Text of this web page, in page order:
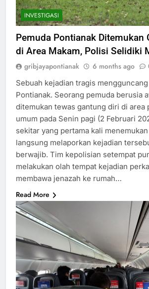
INVESTIGASI
Pemuda Pontianak Ditemukan
di Area Makam, Polisi Selidiki
gribjayapontianak 6 months ago
Sebuah kejadian tragis
Pontianak. Seorang pemuda berusia
ditemukan tewas gantung diri di area
umum pada Senin pagi (2 Februari
sekitar yang pertama kali
langsung melaporkan kejadian
berwajib. Tim kepolisian setempat
melakukan olah tempat kejadian
membawa jenazah ke rumah…
Read More